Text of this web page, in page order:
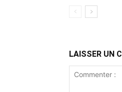
LAISSER UN